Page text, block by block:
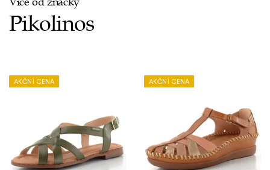
Pikolinos
AKČNÍ CENA AKČNÍ CENA